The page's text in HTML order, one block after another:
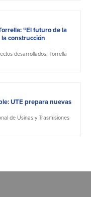
“El futuro de la
construcción
desarrollados, Torrella
UTE prepara nuevas
de Usinas y Trasmisiones